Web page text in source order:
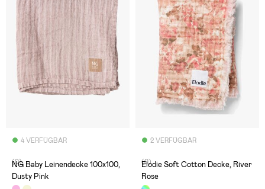
4 VERFÜGBAR
(0)
NG Baby Leinendecke 100x100,
Dusty Pink
2 VERFÜGBAR
(0)
Elodie Soft Cotton Decke, River
Rose